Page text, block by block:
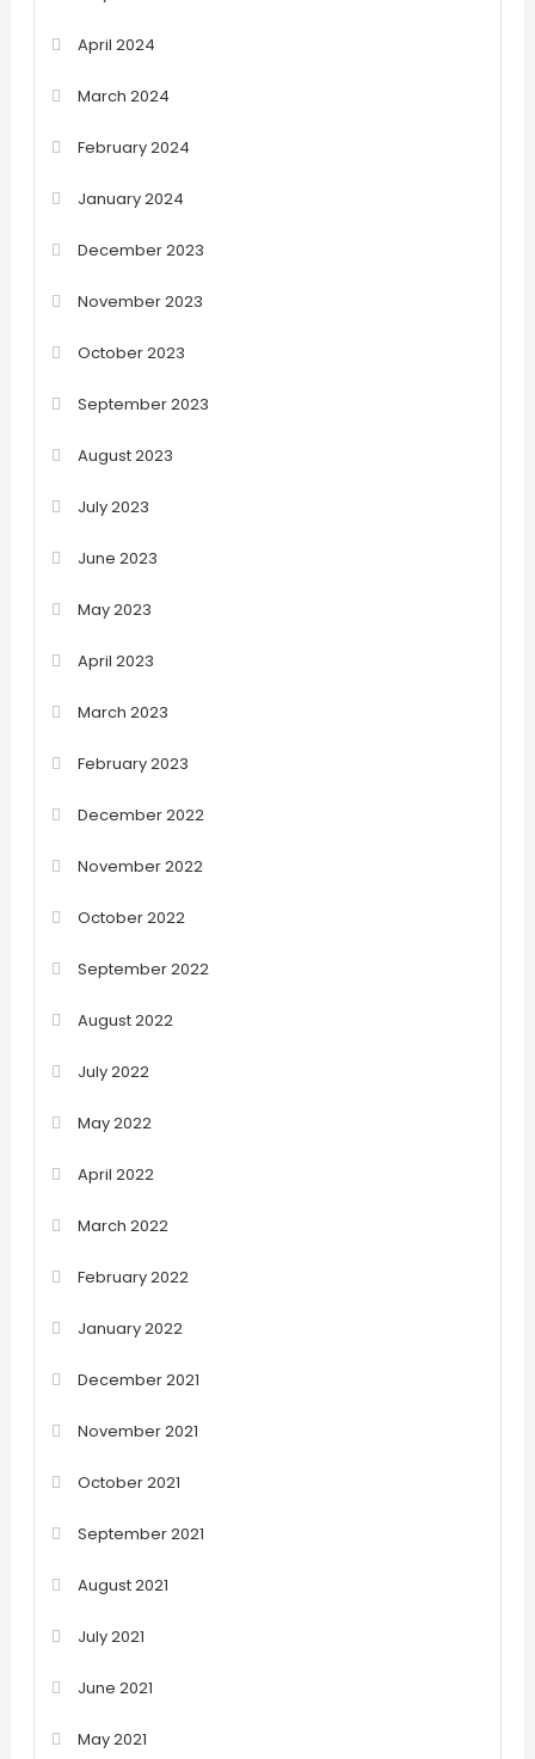
April 2024
March 2024
February 2024
January 2024
December 2023
November 2023
October 2023
September 2023
August 2023
July 2023
June 2023
May 2023
April 2023
March 2023
February 2023
December 2022
November 2022
October 2022
September 2022
August 2022
July 2022
May 2022
April 2022
March 2022
February 2022
January 2022
December 2021
November 2021
October 2021
September 2021
August 2021
July 2021
June 2021
May 2021